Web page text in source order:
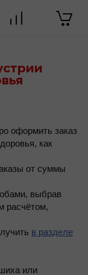
оформить заказ
как
от суммы
выбрав
расчётом,
в разделе
или